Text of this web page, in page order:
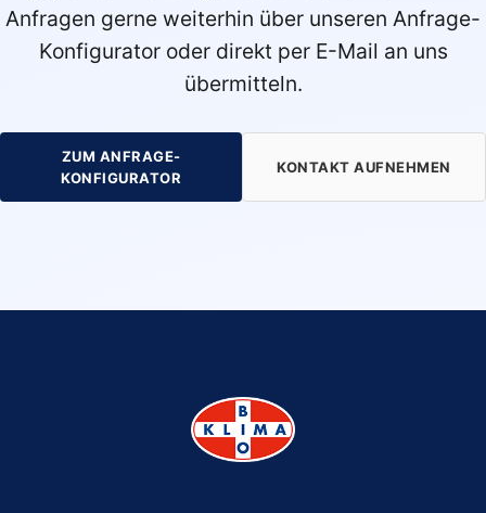
Anfragen gerne weiterhin über unseren Anfrage-
Konfigurator oder direkt per E-Mail an uns
übermitteln.
ZUM ANFRAGE-
KONFIGURATOR
KONTAKT AUFNEHMEN